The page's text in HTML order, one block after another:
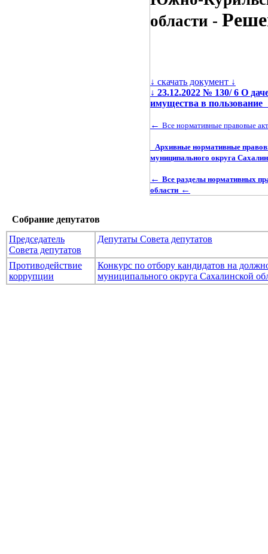
области -
↓ скачать документ ↓
↓ 23.12.2022 № 130/ 6 О
имущества в пользование
← Все нормативные правовые
Архивные нормативные
муниципального округа
← Все разделы нормативных
области ←
Собрание депутатов
Председатель
Совета депутатов
Депутаты Совета депутатов
Противодействие
коррупции
Конкурс по отбору кандидатов на
муниципального округа Сахалинской